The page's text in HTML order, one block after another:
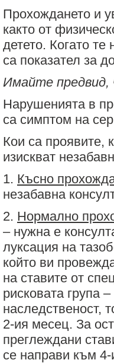
Прохождането и
както от
детето. Когато
са показател за
Имайте предвид,
Нарушенията в
са симптом на
Кои са проявите,
изискват
1. Късно
незабавна
2. Нормално
– нужна е
луксация на
който ви
на ставите от
рисковата група
наследственост,
2-ия месец. За
преглеждани
се направи към